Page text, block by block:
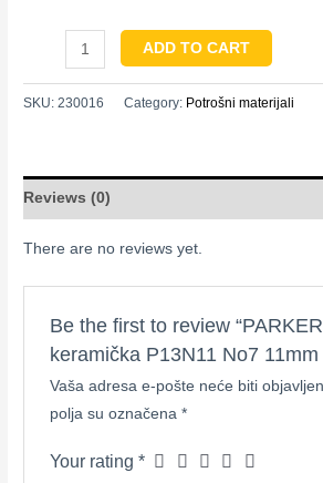
ADD TO CART
SKU:230016 Category: Potrošni materijali
Reviews (0)
There are no reviews yet.
Be the first to review
keramička P13N11 No7 11mm
Vaša adresa e-pošte neće biti
polja su označena *
Your rating *